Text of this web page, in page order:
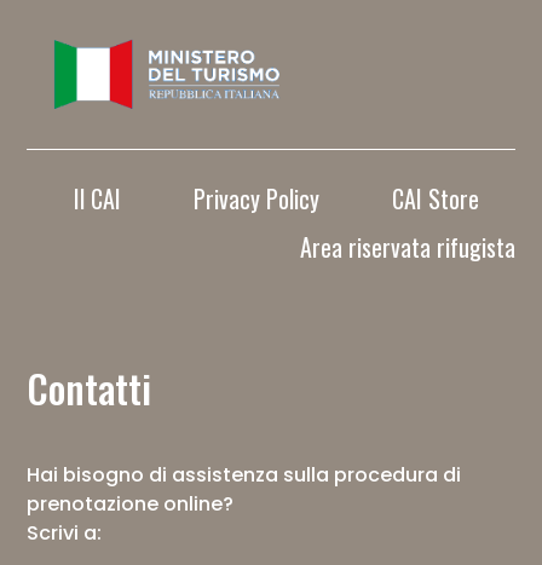
Il CAI Privacy Policy
CAI Store
Area riservata rifugista
Contatti
Hai bisogno di assistenza sulla procedura di
prenotazione online?
Scrivi a: